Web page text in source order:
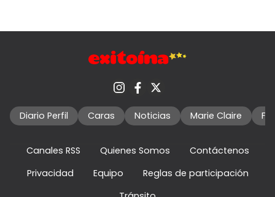
Diario Perfil Caras Noticias Marie Claire
Canales RSS Quienes Somos
Contáctenos
Privacidad
Equipo
Reglas de participación